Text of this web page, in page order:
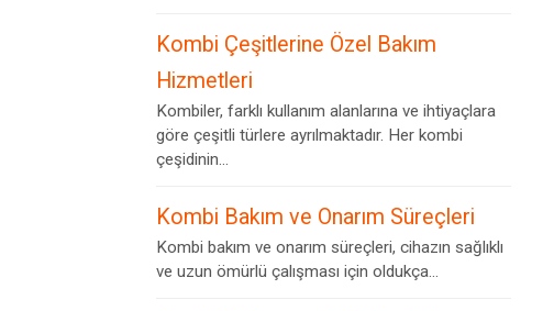
Kombi Çeşitlerine Özel Bakım
Hizmetleri
Kombiler, farklı kullanım alanlarına ve ihtiyaçlara
göre çeşitli türlere ayrılmaktadır. Her kombi
çeşidinin...
Kombi Bakım ve Onarım Süreçleri
Kombi bakım ve onarım süreçleri, cihazın sağlıklı
ve uzun ömürlü çalışması için oldukça...